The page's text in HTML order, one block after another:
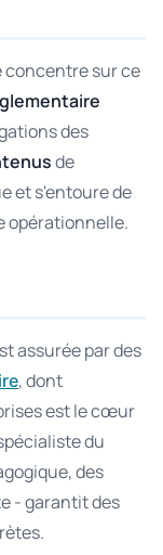
concentre sur ce
des
de
et s'entoure de
opérationnelle.
assurée par des
, dont
est le cœur
du
des
- garantit des